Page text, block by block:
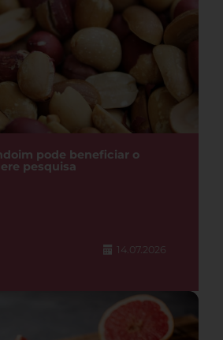
pode beneficiar o
pesquisa
14.07.2026